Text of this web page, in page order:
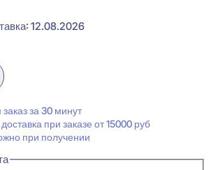
12.08.2026
за 30 минут
при заказе от 15000 руб
при получении